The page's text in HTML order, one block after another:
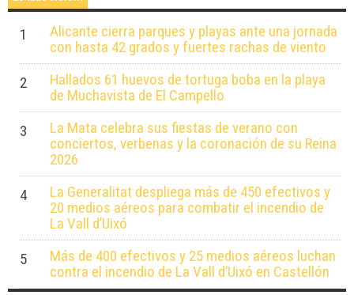
1
Alicante cierra parques y playas ante una jornada
con hasta 42 grados y fuertes rachas de viento
2
Hallados 61 huevos de tortuga boba en la playa
de Muchavista de El Campello
3
La Mata celebra sus fiestas de verano con
conciertos, verbenas y la coronación de su Reina
2026
4
La Generalitat despliega más de 450 efectivos y
20 medios aéreos para combatir el incendio de
La Vall d’Uixó
5
Más de 400 efectivos y 25 medios aéreos luchan
contra el incendio de La Vall d’Uixó en Castellón